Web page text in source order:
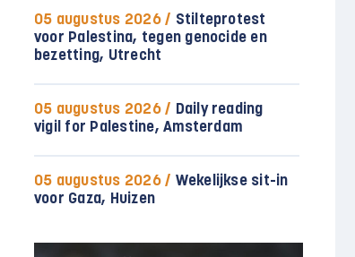
05 augustus 2026 / Stilteprotest
voor Palestina, tegen genocide en
bezetting, Utrecht
05 augustus 2026 / Daily reading
vigil for Palestine, Amsterdam
05 augustus 2026 / Wekelijkse sit-in
voor Gaza, Huizen